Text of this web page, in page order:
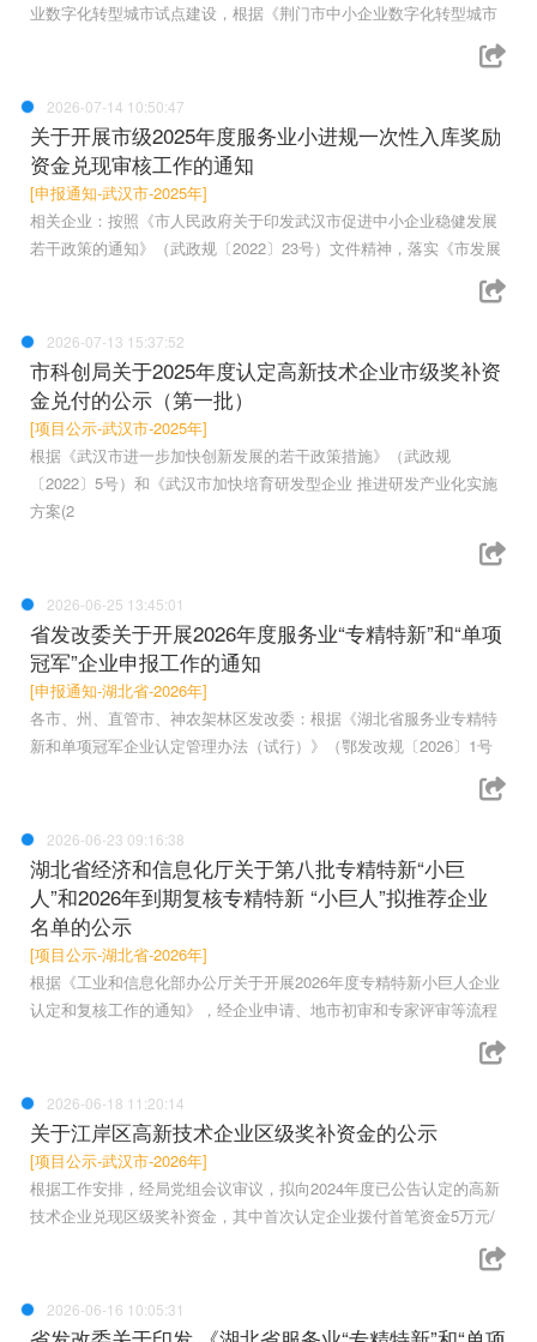
业数字化转型城市试点建设，根据《荆门市中小企业数字化转型城市
2026-07-14 10:50:47
关于开展市级2025年度服务业小进规一次性入库奖励
资金兑现审核工作的通知
[申报通知-武汉市-2025年]
相关企业：按照《市人民政府关于印发武汉市促进中小企业稳健发展
若干政策的通知》（武政规〔2022〕23号）文件精神，落实《市发展
2026-07-13 15:37:52
市科创局关于2025年度认定高新技术企业市级奖补资
金兑付的公示（第一批）
[项目公示-武汉市-2025年]
根据《武汉市进一步加快创新发展的若干政策措施》（武政规
〔2022〕5号）和《武汉市加快培育研发型企业 推进研发产业化实施
方案(2
2026-06-25 13:45:01
省发改委关于开展2026年度服务业“专精特新”和“单项
冠军”企业申报工作的通知
[申报通知-湖北省-2026年]
各市、州、直管市、神农架林区发改委：根据《湖北省服务业专精特
新和单项冠军企业认定管理办法（试行）》（鄂发改规〔2026〕1号
2026-06-23 09:16:38
湖北省经济和信息化厅关于第八批专精特新“小巨
人”和2026年到期复核专精特新 “小巨人”拟推荐企业
名单的公示
[项目公示-湖北省-2026年]
根据《工业和信息化部办公厅关于开展2026年度专精特新小巨人企业
认定和复核工作的通知》，经企业申请、地市初审和专家评审等流程
2026-06-18 11:20:14
关于江岸区高新技术企业区级奖补资金的公示
[项目公示-武汉市-2026年]
根据工作安排，经局党组会议审议，拟向2024年度已公告认定的高新
技术企业兑现区级奖补资金，其中首次认定企业拨付首笔资金5万元/
2026-06-16 10:05:31